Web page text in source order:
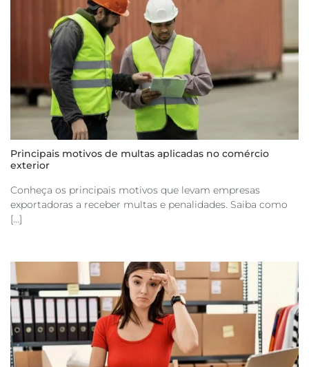
Principais motivos de multas aplicadas no comércio
exterior
Conheça os principais motivos que levam empresas
exportadoras a receber multas e penalidades. Saiba como
[...]